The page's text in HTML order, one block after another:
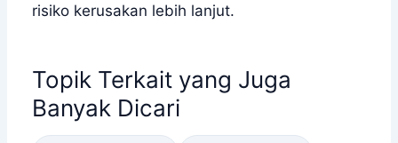
risiko kerusakan lebih lanjut.
Topik Terkait yang Juga
Banyak Dicari